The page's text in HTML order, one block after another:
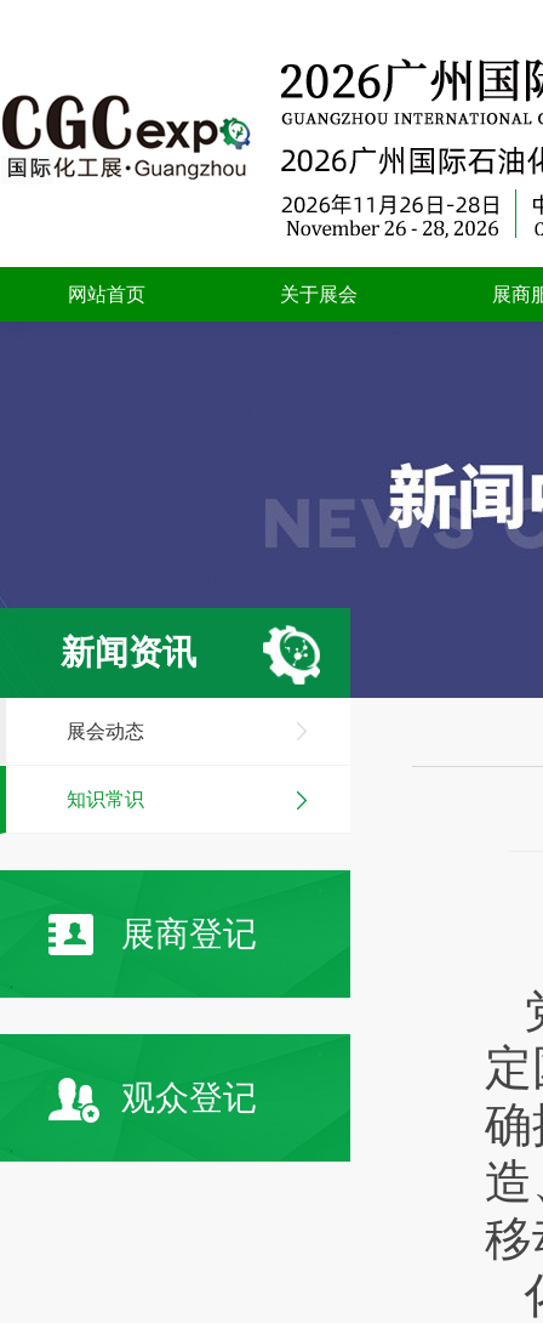
网站首页 关于展会 展商
新闻资讯
展会动态
知识常识
展商登记
观众登记
确
移